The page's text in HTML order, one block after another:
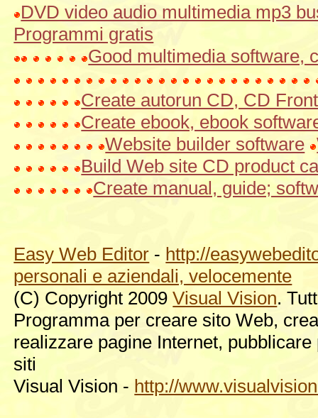
DVD video audio multimedia mp3
Programmi gratis
Good multimedia software,
Create autorun CD, CD
Create ebook, ebook
Website builder software
Build Web site CD product
Create manual, guide;
Easy Web Editor - http://
personali e aziendali, velocemente
(C) Copyright 2009Visual Vision.
Programma per creare sito Web,
realizzare pagine Internet,
siti
Visual Vision - http://